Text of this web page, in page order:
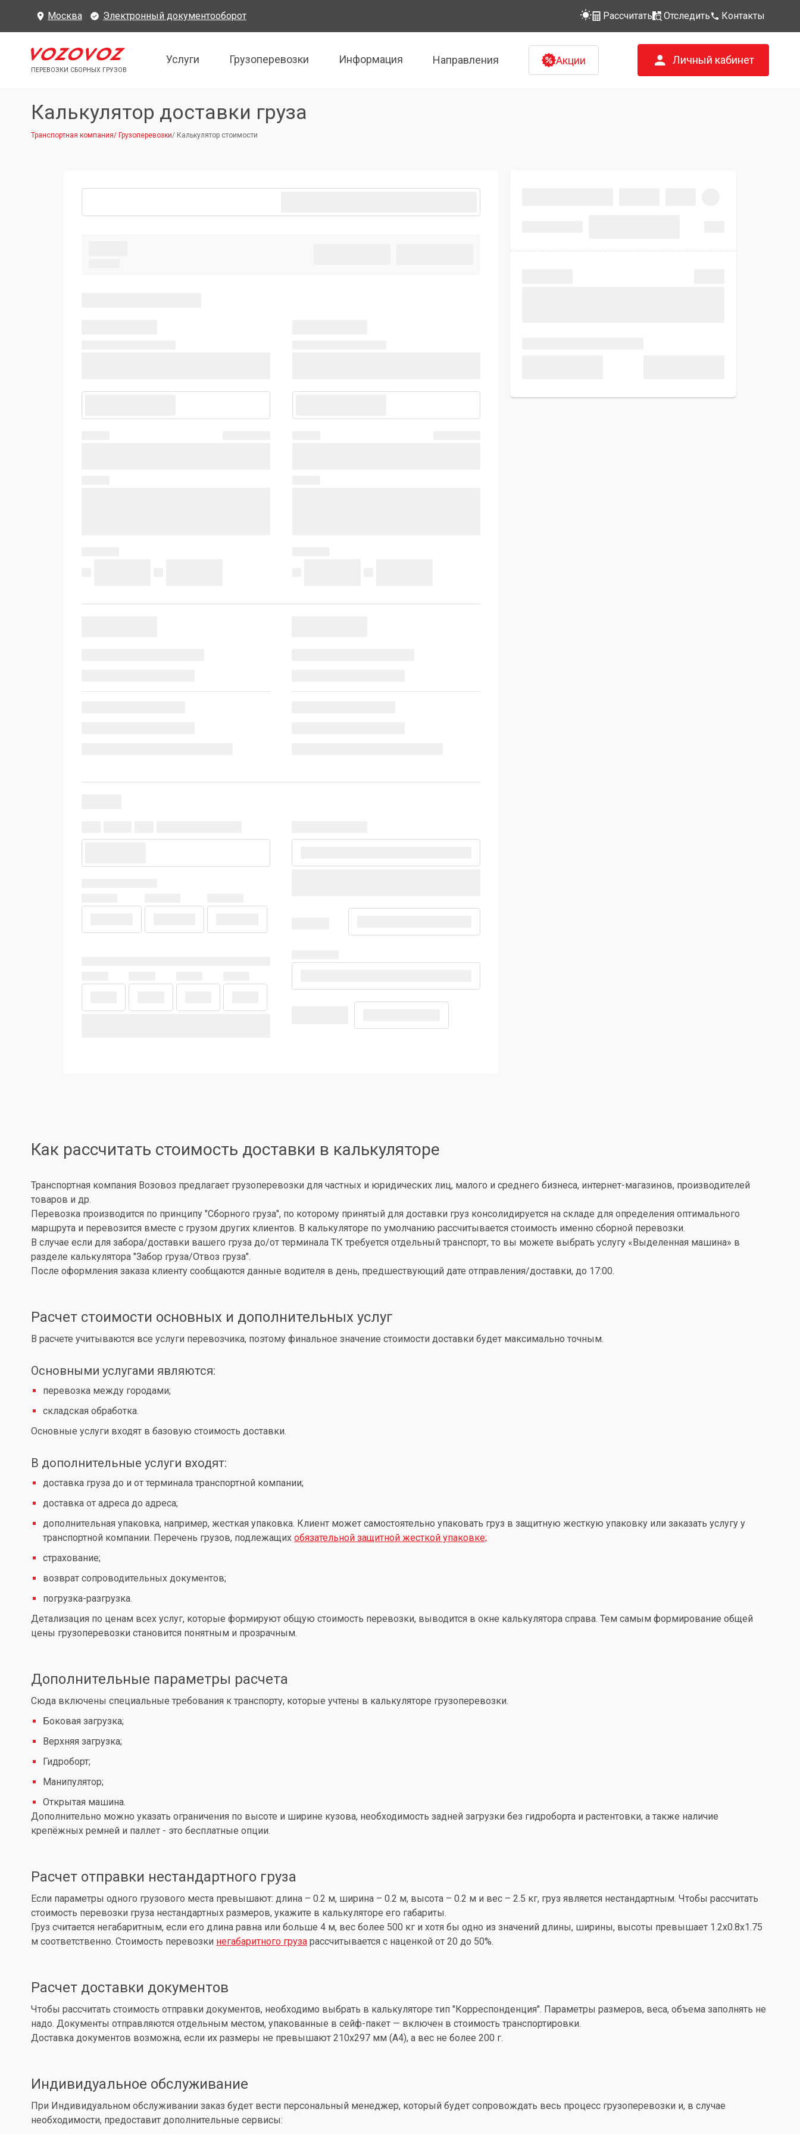
Москва Электронный документооборот Рассчитать Отследить Контакты
ПЕРЕВОЗКИ СБОРНЫХ ГРУЗОВ
Услуги Грузоперевозки Информация Направления Акции Личный кабинет
Калькулятор доставки груза
Транспортная компания/ Грузоперевозки/ Калькулятор стоимости
Как рассчитать стоимость доставки в калькуляторе
Транспортная компания Возовоз предлагает грузоперевозки для частных и юридических лиц, малого и среднего бизнеса, интернет-магазинов, производителей
товаров и др.
Перевозка производится по принципу "Сборного груза", по которому принятый для доставки груз консолидируется на складе для определения оптимального
маршрута и перевозится вместе с грузом других клиентов. В калькуляторе по умолчанию рассчитывается стоимость именно сборной перевозки.
В случае если для забора/доставки вашего груза до/от терминала ТК требуется отдельный транспорт, то вы можете выбрать услугу «Выделенная машина» в
разделе калькулятора "Забор груза/Отвоз груза".
После оформления заказа клиенту сообщаются данные водителя в день, предшествующий дате отправления/доставки, до 17:00.
Расчет стоимости основных и дополнительных услуг
В расчете учитываются все услуги перевозчика, поэтому финальное значение стоимости доставки будет максимально точным.
Основными услугами являются:
перевозка между городами;
складская обработка.
Основные услуги входят в базовую стоимость доставки.
В дополнительные услуги входят:
доставка груза до и от терминала транспортной компании;
доставка от адреса до адреса;
дополнительная упаковка, например, жесткая упаковка. Клиент может самостоятельно упаковать груз в защитную жесткую упаковку или заказать услугу у
транспортной компании. Перечень грузов, подлежащих обязательной защитной жесткой упаковке;
страхование;
возврат сопроводительных документов;
погрузка-разгрузка.
Детализация по ценам всех услуг, которые формируют общую стоимость перевозки, выводится в окне калькулятора справа. Тем самым формирование общей
цены грузоперевозки становится понятным и прозрачным.
Дополнительные параметры расчета
Сюда включены специальные требования к транспорту, которые учтены в калькуляторе грузоперевозки.
Боковая загрузка;
Верхняя загрузка;
Гидроборт;
Манипулятор;
Открытая машина.
Дополнительно можно указать ограничения по высоте и ширине кузова, необходимость задней загрузки без гидроборта и растентовки, а также наличие
крепёжных ремней и паллет - это бесплатные опции.
Расчет отправки нестандартного груза
Если параметры одного грузового места превышают: длина – 0.2 м, ширина – 0.2 м, высота – 0.2 м и вес – 2.5 кг, груз является нестандартным. Чтобы рассчитать
стоимость перевозки груза нестандартных размеров, укажите в калькуляторе его габариты.
Груз считается негабаритным, если его длина равна или больше 4 м, вес более 500 кг и хотя бы одно из значений длины, ширины, высоты превышает 1.2x0.8x1.75
м соответственно. Стоимость перевозки негабаритного груза рассчитывается с наценкой от 20 до 50%.
Расчет доставки документов
Чтобы рассчитать стоимость отправки документов, необходимо выбрать в калькуляторе тип "Корреспонденция". Параметры размеров, веса, объема заполнять не
надо. Документы отправляются отдельным местом, упакованные в сейф-пакет — включен в стоимость транспортировки.
Доставка документов возможна, если их размеры не превышают 210x297 мм (А4), а вес не более 200 г.
Индивидуальное обслуживание
При Индивидуальном обслуживании заказ будет вести персональный менеджер, который будет сопровождать весь процесс грузоперевозки и, в случае
необходимости, предоставит дополнительные сервисы: